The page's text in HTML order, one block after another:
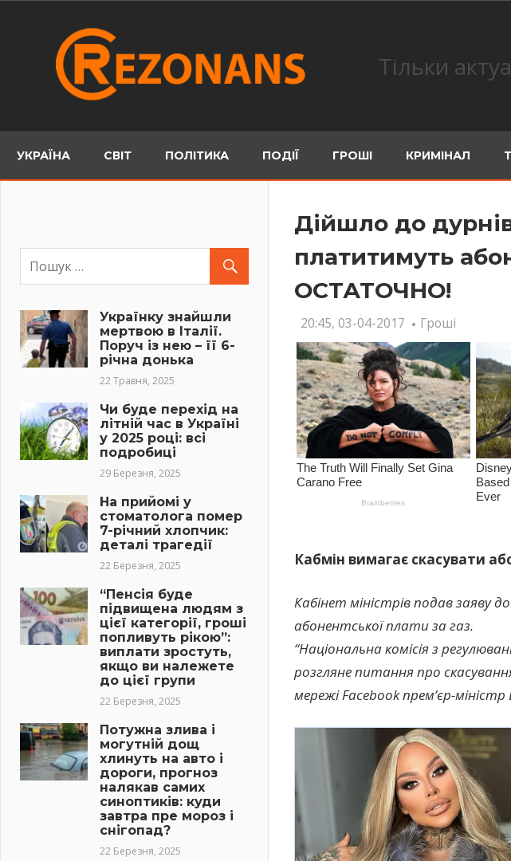
Тільки
УКРАЇНА СВІТ ПОЛІТИКА ПОДІЇ ГРОШІ КРИМІНАЛ
Дійшло до
платитимуть
ОСТАТОЧНО!
20:45, 03-04-2017 Гроші
Кабмін вимагає скасувати
Кабінет міністрів подав заяву до
абонентської плати за газ.
“Національна комісія з
розгляне питання про
мережі Facebook прем’єр-
Українку знайшли
мертвою в Італії.
Поруч із нею – її 6-
річна донька
22 Травня, 2025
Чи буде перехід на
літній час в Україні
у 2025 році: всі
подробиці
29 Березня, 2025
На прийомі у
стоматолога помер
7-річний хлопчик:
деталі трагедії
22 Березня, 2025
“Пенсія буде
підвищена людям з
цієї категорії, гроші
попливуть рікою”:
виплати зростуть,
якщо ви належете
до цієї групи
22 Березня, 2025
Потужна злива і
могутній дощ
хлинуть на авто і
дороги, прогноз
налякав самих
синоптиків: куди
завтра пре мороз і
снігопад?
22 Березня, 2025